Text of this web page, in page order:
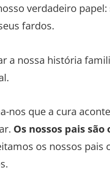
verdadeiro papel:
fardos.
a nossa história
nos que a cura
Os nossos pais
os nossos